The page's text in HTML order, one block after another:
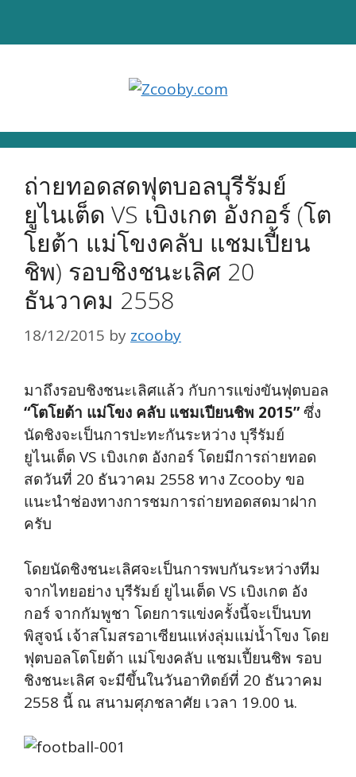
ถ่ายทอดสดฟุตบอลบุรีรัมย์
ยูไนเต็ด VS เบิงเกต อังกอร์ (โต
โยต้า แม่โขงคลับ แชมเปี้ยน
ชิพ) รอบชิงชนะเลิศ 20
ธันวาคม 2558
18/12/2015 by zcooby
มาถึงรอบชิงชนะเลิศแล้ว กับการแข่งขันฟุตบอล
“โตโยต้า แม่โขง คลับ แชมเปียนชิพ 2015”ซึ่ง
นัดชิงจะเป็นการปะทะกันระหว่าง บุรีรัมย์
ยูไนเต็ด VS เบิงเกต อังกอร์ โดยมีการถ่ายทอด
สดวันที่ 20 ธันวาคม 2558 ทาง Zcooby ขอ
แนะนำช่องทางการชมการถ่ายทอดสดมาฝาก
ครับ
โดยนัดชิงชนะเลิศจะเป็นการพบกันระหว่างทีม
จากไทยอย่าง บุรีรัมย์ ยูไนเต็ด VS เบิงเกต อัง
กอร์ จากกัมพูชา โดยการแข่งครั้งนี้จะเป็นบท
พิสูจน์ เจ้าสโมสรอาเซียนแห่งลุ่มแม่น้ำโขง โดย
ฟุตบอลโตโยต้า แม่โขงคลับ แชมเปี้ยนชิพ รอบ
ชิงชนะเลิศ จะมีขึ้นในวันอาทิตย์ที่ 20 ธันวาคม
2558 นี้ ณ สนามศุภชลาศัย เวลา 19.00 น.